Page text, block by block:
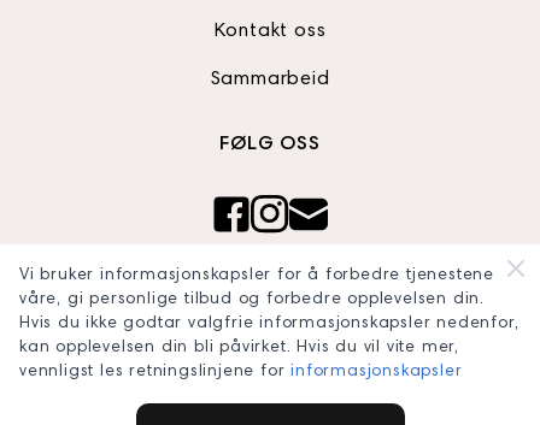
Vi bruker informasjonskapsler for å forbedre tjenestene
våre, gi personlige tilbud og forbedre opplevelsen din.
Hvis du ikke godtar valgfrie informasjonskapsler nedenfor,
kan opplevelsen din bli påvirket. Hvis du vil vite mer,
vennligst les retningslinjene forinformasjonskapsler
Kontakt oss
Sammarbeid
FØLG OSS
Ibloom AS
Org nr: 820990242
blooomconcept@gmail.com